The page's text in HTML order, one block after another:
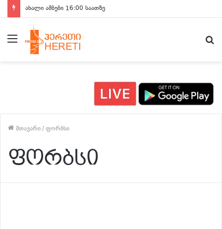
ახალი ამბები 16:00 საათზე
მენიუ
მთავარი/ფორბსი
ფორბსი